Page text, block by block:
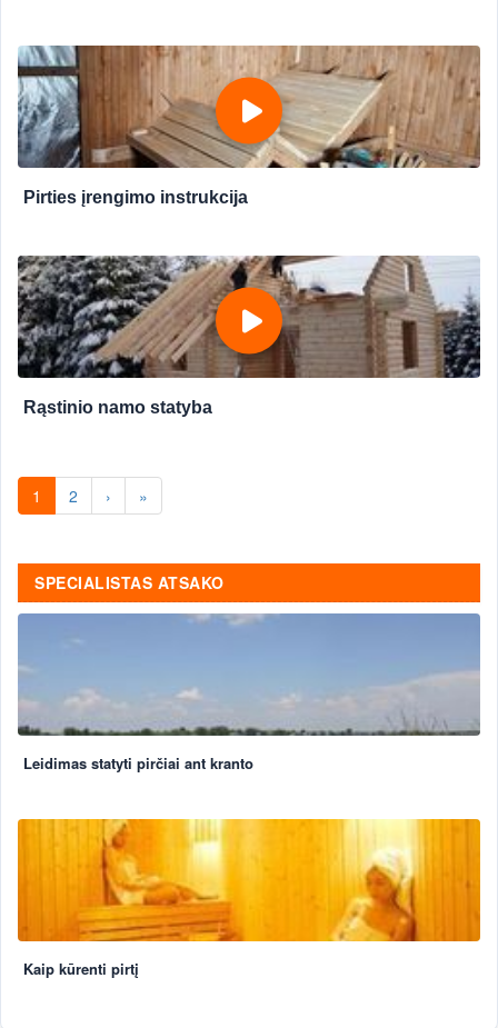
Pirties įrengimo instrukcija
Rąstinio namo statyba
1 2 › »
SPECIALISTAS ATSAKO
Leidimas statyti pirčiai ant kranto
Kaip kūrenti pirtį